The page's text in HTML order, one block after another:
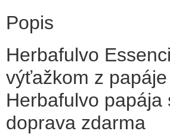
Popis
Herbafulvo
výťažkom z
Herbafulvo papája
doprava zdarma